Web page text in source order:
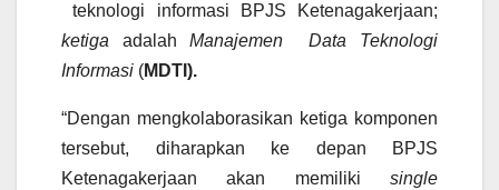
teknologi informasi BPJS Ketenagakerjaan;
ketiga adalahManajemen
Data Teknologi
Informasi (MDTI).
“Dengan mengkolaborasikan ketiga komponen
tersebut, diharapkan ke depan BPJS
Ketenagakerjaan akan memiliki single